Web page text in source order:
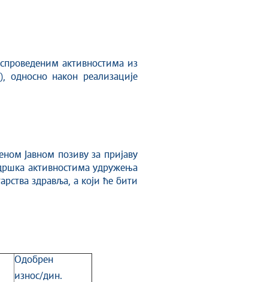
активностима из
након реализације
Јавном позиву за пријаву
активностима удружења
здравља, а који ће бити
Одобрен
износ/дин.